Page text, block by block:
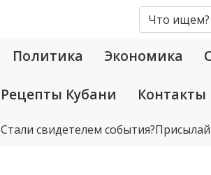
Политика Экономика
Рецепты Кубани Контакты
Стали свидетелем события?